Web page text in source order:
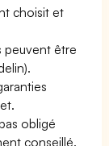
choisit et
peuvent être
obligé
conseillé.